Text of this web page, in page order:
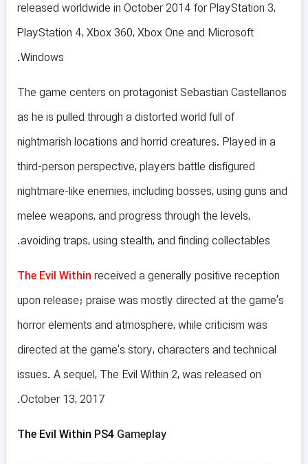
released worldwide in October 2014 for PlayStation 3,
PlayStation 4, Xbox 360, Xbox One and Microsoft
Windows.
The game centers on protagonist Sebastian Castellanos
as he is pulled through a distorted world full of
nightmarish locations and horrid creatures. Played in a
third-person perspective, players battle disfigured
nightmare-like enemies, including bosses, using guns and
melee weapons, and progress through the levels,
avoiding traps, using stealth, and finding collectables.
The Evil Within received a generally positive reception
upon release; praise was mostly directed at the game’s
horror elements and atmosphere, while criticism was
directed at the game’s story, characters and technical
issues. A sequel, The Evil Within 2, was released on
October 13, 2017.
The Evil Within PS4 Gameplay